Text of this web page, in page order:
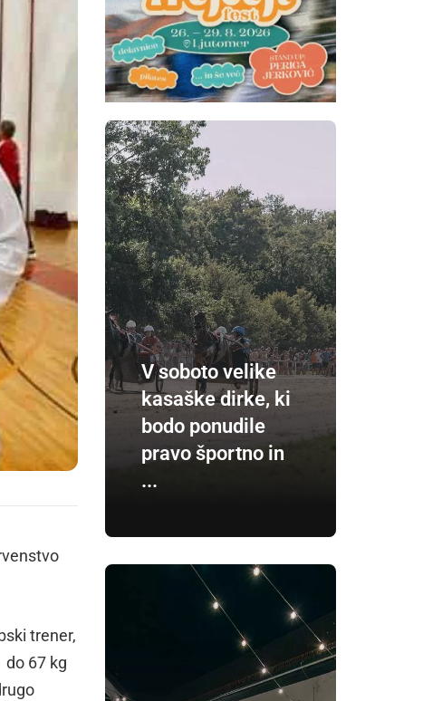
trener,
do 67 kg
V soboto velike
kasaške dirke, ki
bodo ponudile
pravo športno in
...